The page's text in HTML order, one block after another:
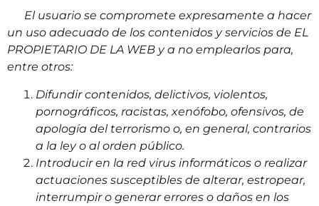
El usuario se compromete expresamente a hacer
un uso adecuado de los contenidos y servicios de EL
PROPIETARIO DE LA WEB y a no emplearlos para,
entre otros:
Difundir contenidos, delictivos, violentos,
pornográficos, racistas, xenófobo, ofensivos, de
apología del terrorismo o, en general, contrarios
a la ley o al orden público.
Introducir en la red virus informáticos o realizar
actuaciones susceptibles de alterar, estropear,
interrumpir o generar errores o daños en los